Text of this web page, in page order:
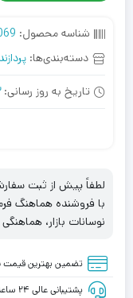
شناسه محصول:
دسته‌بندی‌ها:
تاریخ به روز رسانی:
لطفاً پیش از ثبت
با فروشنده هماهنگ
نوسانات بازار،
تضمین بهترین قیمت
پشتیبانی عالی ۲۴ ساعته، ۷ روز هفته